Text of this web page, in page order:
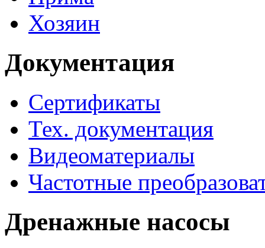
Хозяин
Документация
Сертификаты
Тех. документация
Видеоматериалы
Частотные
Дренажные насосы